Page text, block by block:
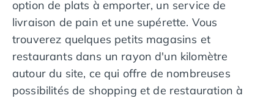
Camping avec piscine couverte
Camping avec spa, espace bien-être
Camping bord de mer
Camping Bord de Rivière
Camping en bord de lac
Camping Tohapi agréés VACAF
Par destination
option de plats à emporter, un service de
livraison de pain et une supérette. Vous
trouverez quelques petits magasins et
restaurants dans un rayon d'un kilomètre
autour du site, ce qui offre de nombreuses
possibilités de shopping et de restauration à